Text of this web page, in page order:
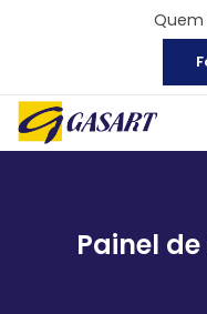
Quem
Painel